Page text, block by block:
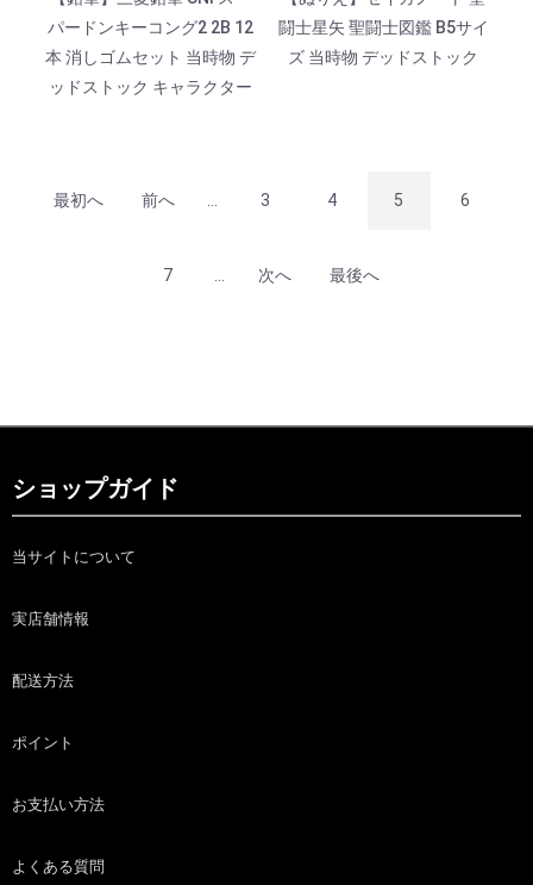
パードンキーコング2 2B 12
本 消しゴムセット 当時物 デ
ッドストック キャラクター
闘士星矢 聖闘士図鑑 B5サイ
ズ 当時物 デッドストック
最初へ 前へ ... 3 4 5 6
7 ... 次へ 最後へ
ショップガイド
当サイトについて
実店舗情報
配送方法
ポイント
お支払い方法
よくある質問